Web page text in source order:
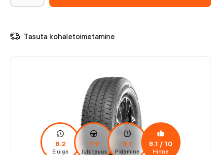
8.2
Eluiga
7.9
Juhitavus
8.1
Pidamine
8.1 / 10
Hinne
Tasuta kohaletoimetamine